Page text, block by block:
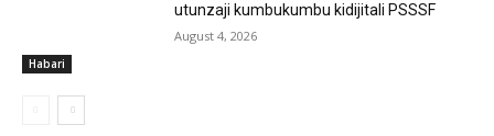
Habari
utunzaji kumbukumbu kidijitali PSSSF
August 4, 2026